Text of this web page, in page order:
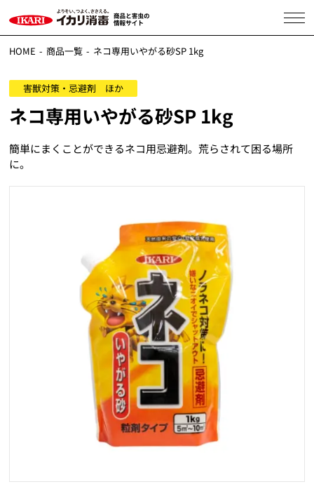
HOME 商品一覧 ネコ専用いやがる砂SP 1kg
害獣対策・忌避剤 ほか
ネコ専用いやがる砂SP 1kg
簡単にまくことができるネコ用忌避剤。荒らされて困る場所
に。